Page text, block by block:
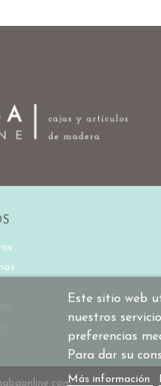
Este sitio web
nuestros
preferencias
Para dar su
Más información